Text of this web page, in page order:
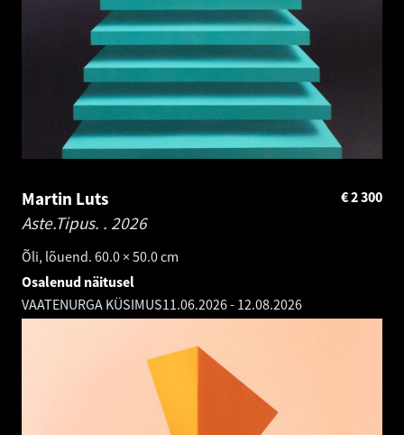
Martin Luts
Aste.Tipus. . 2026
Õli, lõuend. 60.0 × 50.0 cm
2 300
€
Osalenud näitusel
VAATENURGA KÜSIMUS11.06.2026- 12.08.2026